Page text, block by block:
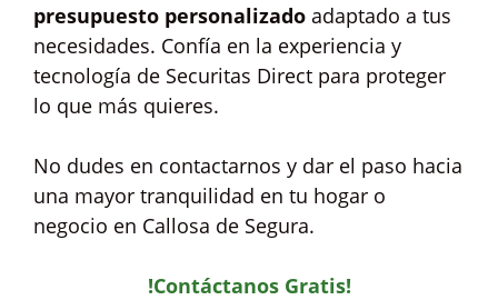
presupuesto personalizado adaptado a tus
necesidades. Confía en la experiencia y
tecnología de Securitas Direct para proteger
lo que más quieres.
No dudes en contactarnos y dar el paso hacia
una mayor tranquilidad en tu hogar o
negocio en Callosa de Segura.
!Contáctanos Gratis!